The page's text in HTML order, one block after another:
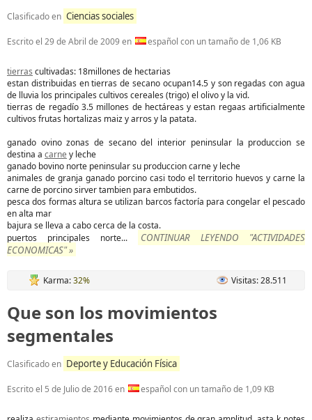
Clasificado en Ciencias sociales
Escrito el 29 de Abril de 2009en español con un tamaño de 1,06 KB
tierras cultivadas: 18millones de hectarias
estan distribuidas en tierras de secano ocupan14.5 y son regadas con agua
de lluvia los principales cultivos cereales (trigo) el olivo y la vid.
tierras de regadío 3.5 millones de hectáreas y estan regaas artificialmente
cultivos frutas hortalizas maiz y arros y la patata.
ganado ovino zonas de secano del interior peninsular la produccion se
destina a carne y leche
ganado bovino norte peninsular su produccion carne y leche
animales de granja ganado porcino casi todo el territorio huevos y carne la
carne de porcino sirver tambien para embutidos.
pesca dos formas altura se utilizan barcos factoría para congelar el pescado
en alta mar
bajura se lleva a cabo cerca de la costa.
puertos principales norte...
CONTINUAR LEYENDO "ACTIVIDADES
ECONOMICAS" »
Karma:32% Visitas: 28.511
Que son los movimientos
segmentales
Clasificado en Deporte y Educación Física
Escrito el 5 de Julio de 2016en español con un tamaño de 1,09 KB